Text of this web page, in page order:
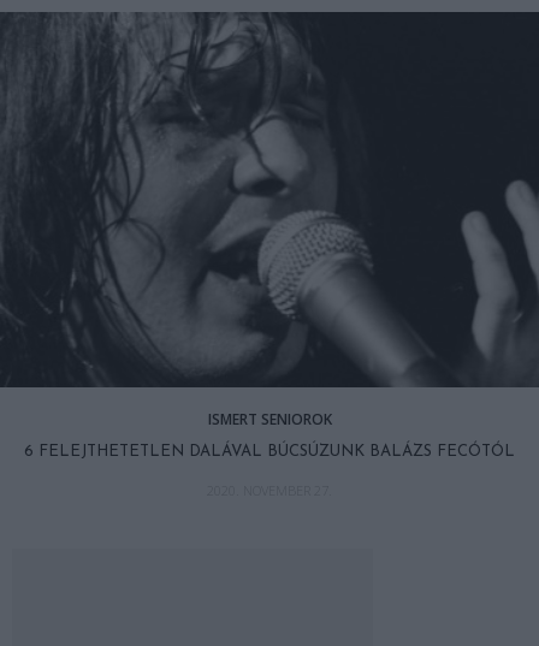
ISMERT SENIOROK
6 FELEJTHETETLEN DALÁVAL BÚCSÚZUNK BALÁZS FECÓTÓL